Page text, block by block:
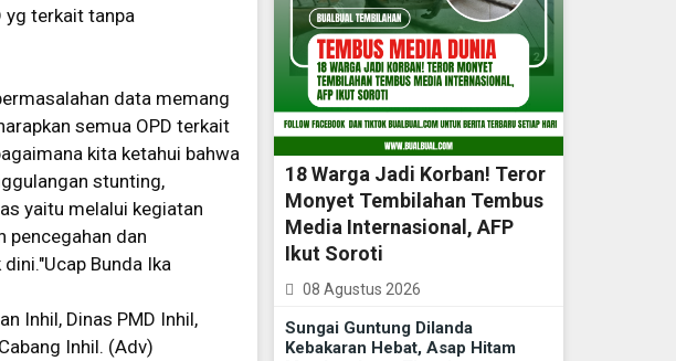
yg terkait tanpa
data memang
semua OPD terkait
kita ketahui bahwa
stunting,
yaitu melalui kegiatan
pencegahan dan
Bunda Ika
Inhil, Dinas PMD Inhil,
Inhil. (Adv)
18 Warga Jadi Korban! Teror
Monyet Tembilahan Tembus
Media Internasional, AFP
Ikut Soroti
08 Agustus 2026
Sungai Guntung Dilanda
Kebakaran Hebat, Asap Hitam